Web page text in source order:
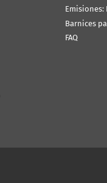
Emisiones:
Barnices
FAQ